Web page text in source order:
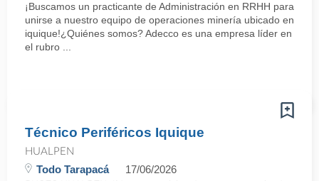
¡Buscamos un practicante de Administración en RRHH para
unirse a nuestro equipo de operaciones minería ubicado en
iquique!¿Quiénes somos? Adecco es una empresa líder en
el rubro ...
Técnico Periféricos Iquique
HUALPEN
Todo Tarapacá 17/06/2026